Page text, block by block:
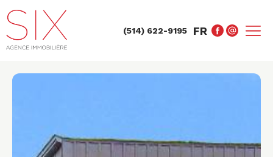
(514) 622-9195 FR